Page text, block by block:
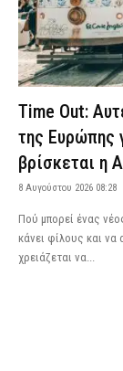
Time Out:
της Ευρώπης
βρίσκεται η
8 Αυγούστου 2026 08:28
Πού μπορεί ένας
κάνει φίλους και
χρειάζεται να...